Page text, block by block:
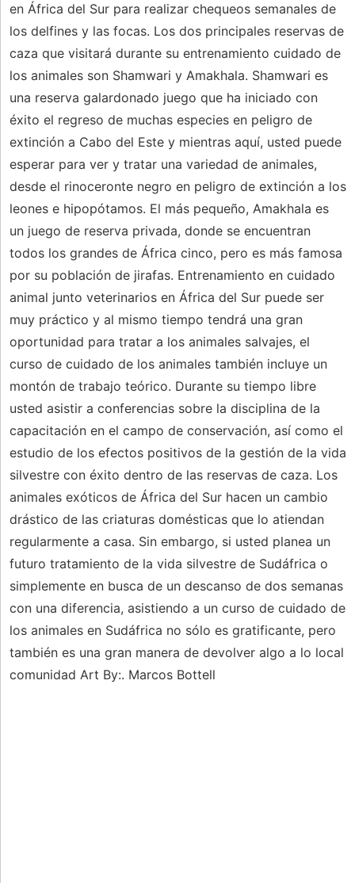
en África del Sur para realizar chequeos semanales de
los delfines y las focas. Los dos principales reservas de
caza que visitará durante su entrenamiento cuidado de
los animales son Shamwari y Amakhala. Shamwari es
una reserva galardonado juego que ha iniciado con
éxito el regreso de muchas especies en peligro de
extinción a Cabo del Este y mientras aquí, usted puede
esperar para ver y tratar una variedad de animales,
desde el rinoceronte negro en peligro de extinción a los
leones e hipopótamos. El más pequeño, Amakhala es
un juego de reserva privada, donde se encuentran
todos los grandes de África cinco, pero es más famosa
por su población de jirafas. Entrenamiento en cuidado
animal junto veterinarios en África del Sur puede ser
muy práctico y al mismo tiempo tendrá una gran
oportunidad para tratar a los animales salvajes, el
curso de cuidado de los animales también incluye un
montón de trabajo teórico. Durante su tiempo libre
usted asistir a conferencias sobre la disciplina de la
capacitación en el campo de conservación, así como el
estudio de los efectos positivos de la gestión de la vida
silvestre con éxito dentro de las reservas de caza. Los
animales exóticos de África del Sur hacen un cambio
drástico de las criaturas domésticas que lo atiendan
regularmente a casa. Sin embargo, si usted planea un
futuro tratamiento de la vida silvestre de Sudáfrica o
simplemente en busca de un descanso de dos semanas
con una diferencia, asistiendo a un curso de cuidado de
los animales en Sudáfrica no sólo es gratificante, pero
también es una gran manera de devolver algo a lo local
comunidad Art By:. Marcos Bottell